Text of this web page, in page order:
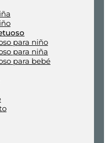
para niño
para niña
para bebé